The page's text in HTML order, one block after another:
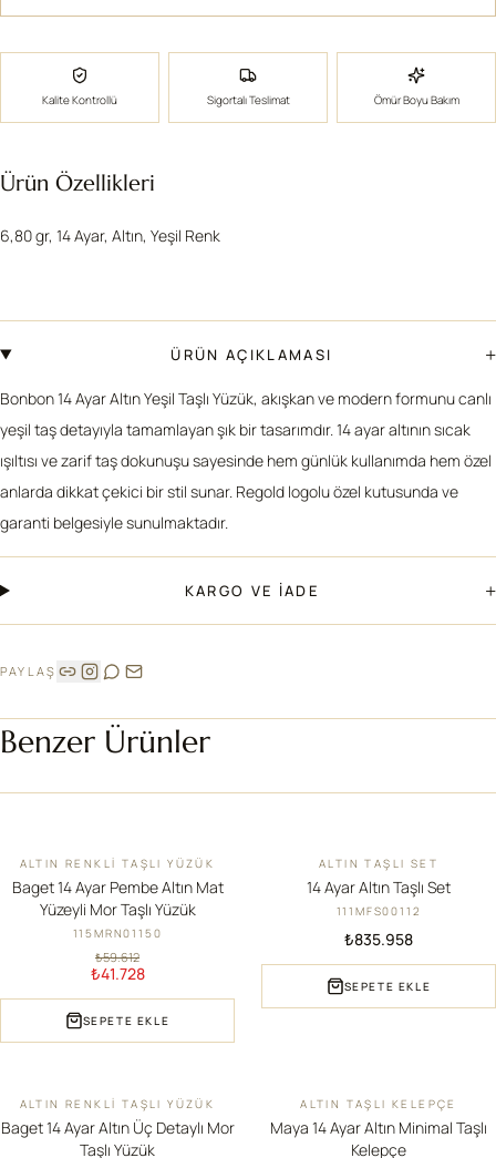
Kalite Kontrollü Sigortalı Teslimat Ömür Boyu Bakım
Ürün Özellikleri
6,80 gr, 14 Ayar, Altın, Yeşil Renk
ÜRÜN AÇIKLAMASI +
Bonbon 14 Ayar Altın Yeşil Taşlı Yüzük, akışkan ve modern formunu canlı
yeşil taş detayıyla tamamlayan şık bir tasarımdır. 14 ayar altının sıcak
ışıltısı ve zarif taş dokunuşu sayesinde hem günlük kullanımda hem özel
anlarda dikkat çekici bir stil sunar. Regold logolu özel kutusunda ve
garanti belgesiyle sunulmaktadır.
KARGO VE İADE +
PAYLAŞ
Benzer Ürünler
İNDIRIM
ALTIN RENKLI TAŞLI YÜZÜK
Baget 14 Ayar Pembe Altın Mat
Yüzeyli Mor Taşlı Yüzük
115MRN01150
₺59.612
₺41.728
SEPETE EKLE
ALTIN TAŞLI SET
14 Ayar Altın Taşlı Set
111MFS00112
₺835.958
SEPETE EKLE
İNDIRIM
ALTIN RENKLI TAŞLI YÜZÜK
Baget 14 Ayar Altın Üç Detaylı Mor
Taşlı Yüzük
YENI
ALTIN TAŞLI KELEPÇE
Maya 14 Ayar Altın Minimal Taşlı
Kelepçe